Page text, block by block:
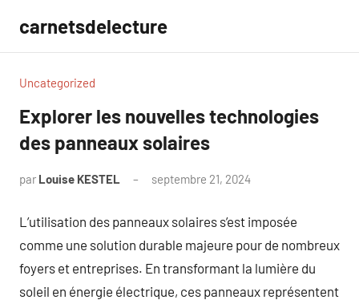
contenu
carnetsdelecture
Uncategorized
Explorer les nouvelles technologies
des panneaux solaires
par Louise KESTEL septembre 21, 2024
L’utilisation des panneaux solaires s’est imposée
comme une solution durable majeure pour de nombreux
foyers et entreprises. En transformant la lumière du
soleil en énergie électrique, ces panneaux représentent